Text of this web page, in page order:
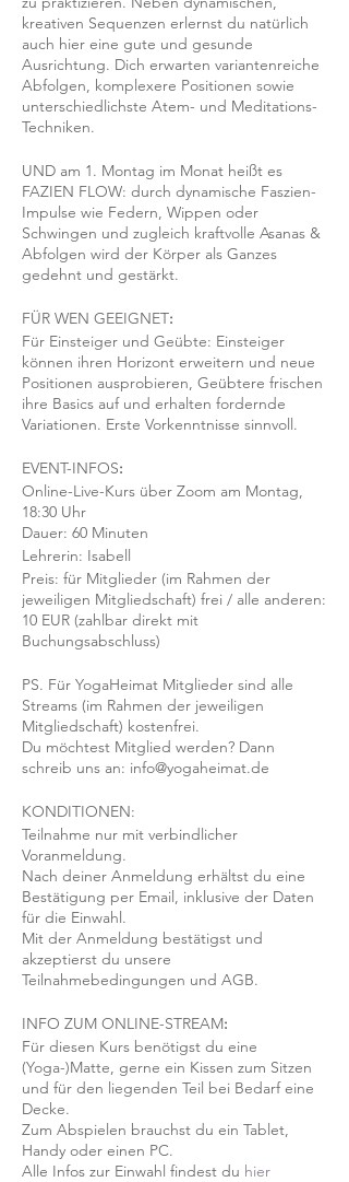
kreativen Sequenzen erlernst du natürlich
auch hier eine gute und gesunde
Ausrichtung. Dich erwarten variantenreiche
Abfolgen, komplexere Positionen sowie
unterschiedlichste Atem- und Meditations-
Techniken.
UND am 1. Montag im Monat heißt es
FAZIEN FLOW: durch dynamische Faszien-
Impulse wie Federn, Wippen oder
Schwingen und zugleich kraftvolle Asanas &
Abfolgen wird der Körper als Ganzes
gedehnt und gestärkt.
FÜR WEN GEEIGNET:
Für Einsteiger und Geübte: Einsteiger
können ihren Horizont erweitern und neue
Positionen ausprobieren, Geübtere frischen
ihre Basics auf und erhalten fordernde
Variationen. Erste Vorkenntnisse sinnvoll.
EVENT-INFOS:
Online-Live-Kurs über Zoom am Montag,
18:30 Uhr
Dauer: 60 Minuten
Lehrerin: Isabell
Preis: für Mitglieder (im Rahmen der
jeweiligen Mitgliedschaft) frei / alle anderen:
10 EUR (zahlbar direkt mit
Buchungsabschluss)
PS. Für YogaHeimat Mitglieder sind alle
Streams (im Rahmen der jeweiligen
Mitgliedschaft) kostenfrei.
Du möchtest Mitglied werden? Dann
schreib uns an: info@yogaheimat.de
KONDITIONEN:
Teilnahme nur mit verbindlicher
Voranmeldung.
Nach deiner Anmeldung erhältst du eine
Bestätigung per Email, inklusive der Daten
für die Einwahl.
Mit der Anmeldung bestätigst und
akzeptierst du unsere
Teilnahmebedingungen und AGB.
INFO ZUM ONLINE-STREAM:
Für diesen Kurs benötigst du eine
(Yoga-)Matte, gerne ein Kissen zum Sitzen
und für den liegenden Teil bei Bedarf eine
Decke.
Zum Abspielen brauchst du ein Tablet,
Handy oder einen PC.
Alle Infos zur Einwahl findest du hier